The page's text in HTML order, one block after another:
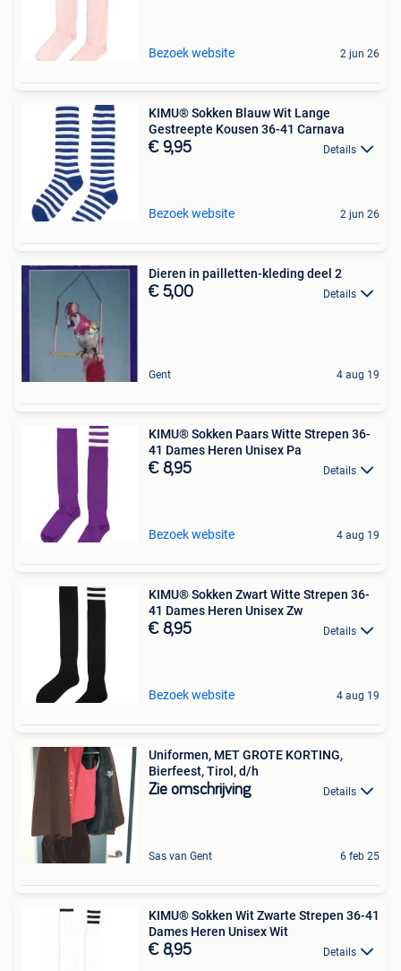
Bezoek website 2 jun 26
KIMU® Sokken Blauw Wit Lange
Gestreepte Kousen 36-41 Carnava
€ 9,95 Details
Bezoek website 2 jun 26
Dieren in pailletten-kleding deel 2
€ 5,00 Details
Gent 4 aug 19
KIMU® Sokken Paars Witte Strepen 36-
41 Dames Heren Unisex Pa
€ 8,95 Details
Bezoek website 4 aug 19
KIMU® Sokken Zwart Witte Strepen 36-
41 Dames Heren Unisex Zw
€ 8,95 Details
Bezoek website 4 aug 19
Uniformen, MET GROTE KORTING,
Bierfeest, Tirol, d/h
Zie omschrijving Details
Sas van Gent 6 feb 25
KIMU® Sokken Wit Zwarte Strepen 36-41
Dames Heren Unisex Wit
€ 8,95 Details